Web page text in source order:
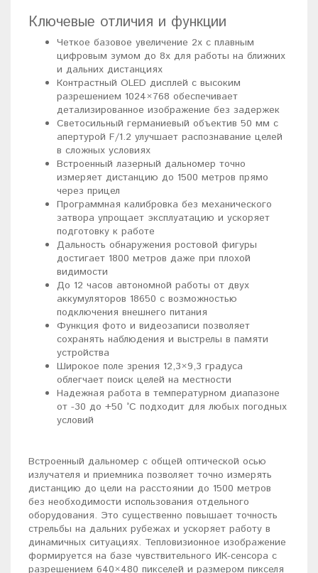
Ключевые отличия и функции
Четкое базовое увеличение 2х с плавным
цифровым зумом до 8х для работы на ближних
и дальних дистанциях
Контрастный OLED дисплей с высоким
разрешением 1024×768 обеспечивает
детализированное изображение без задержек
Светосильный германиевый объектив 50 мм с
апертурой F/1.2 улучшает распознавание целей
в сложных условиях
Встроенный лазерный дальномер точно
измеряет дистанцию до 1500 метров прямо
через прицел
Программная калибровка без механического
затвора упрощает эксплуатацию и ускоряет
подготовку к работе
Дальность обнаружения ростовой фигуры
достигает 1800 метров даже при плохой
видимости
До 12 часов автономной работы от двух
аккумуляторов 18650 с возможностью
подключения внешнего питания
Функция фото и видеозаписи позволяет
сохранять наблюдения и выстрелы в памяти
устройства
Широкое поле зрения 12,3×9,3 градуса
облегчает поиск целей на местности
Надежная работа в температурном диапазоне
от -30 до +50 °C подходит для любых погодных
условий
Встроенный дальномер с общей оптической осью
излучателя и приемника позволяет точно измерять
дистанцию до цели на расстоянии до 1500 метров
без необходимости использования отдельного
оборудования. Это существенно повышает точность
стрельбы на дальних рубежах и ускоряет работу в
динамичных ситуациях. Тепловизионное изображение
формируется на базе чувствительного ИК-сенсора с
разрешением 640×480 пикселей и размером пикселя